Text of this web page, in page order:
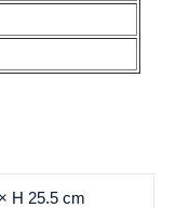
H 25.5 cm